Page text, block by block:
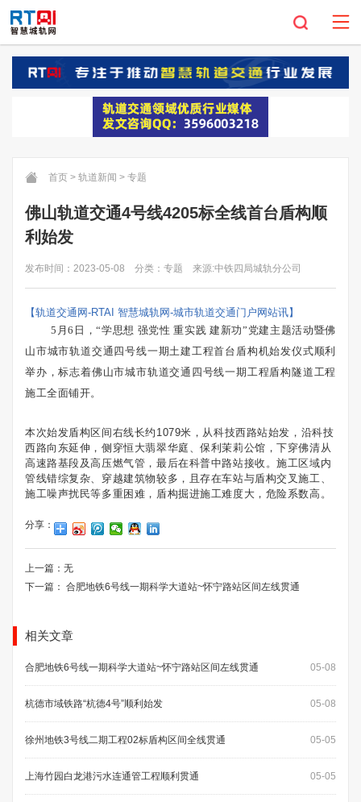
首页 > 轨道新闻 > 专题
佛山轨道交通4号线4205标全线首台盾构顺
利始发
发布时间：2023-05-08 分类：专题 来源:中铁四局城轨分公司
【轨道交通网-RTAI 智慧城轨网-城市轨道交通门户网站讯】
5月6日，“学思想 强党性 重实践 建新功”党建主题活动暨佛
山市城市轨道交通四号线一期土建工程首台盾构机始发仪式顺利
举办，标志着佛山市城市轨道交通四号线一期工程盾构隧道工程
施工全面铺开。
本次始发盾构区间右线长约1079米，从科技西路站始发，沿科技
西路向东延伸，侧穿恒大翡翠华庭、保利茉莉公馆，下穿佛清从
高速路基段及高压燃气管，最后在科普中路站接收。施工区域内
管线错综复杂、穿越建筑物较多，且存在车站与盾构交叉施工、
施工噪声扰民等多重困难，盾构掘进施工难度大，危险系数高。
分享：
上一篇：无
下一篇： 合肥地铁6号线一期科学大道站~怀宁路站区间左线贯通
相关文章
合肥地铁6号线一期科学大道站~怀宁路站区间左线贯通 05-08
杭德市域铁路“杭德4号”顺利始发 05-08
徐州地铁3号线二期工程02标盾构区间全线贯通 05-05
上海竹园白龙港污水连通管工程顺利贯通 05-05